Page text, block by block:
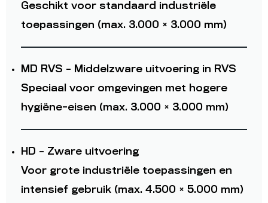
Geschikt voor standaard industriële
toepassingen (max. 3.000 × 3.000 mm)
MD RVS – Middelzware uitvoering in RVS
Speciaal voor omgevingen met hogere
hygiëne-eisen (max. 3.000 × 3.000 mm)
HD – Zware uitvoering
Voor grote industriële toepassingen en
intensief gebruik (max. 4.500 × 5.000 mm)